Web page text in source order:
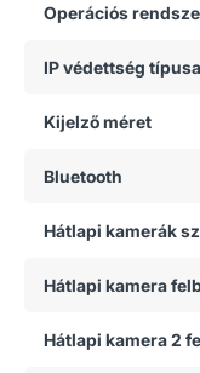
Operációs
IP védettség típusa
Kijelző méret
Bluetooth
Hátlapi kamerák
Hátlapi kamera
Hátlapi kamera 2